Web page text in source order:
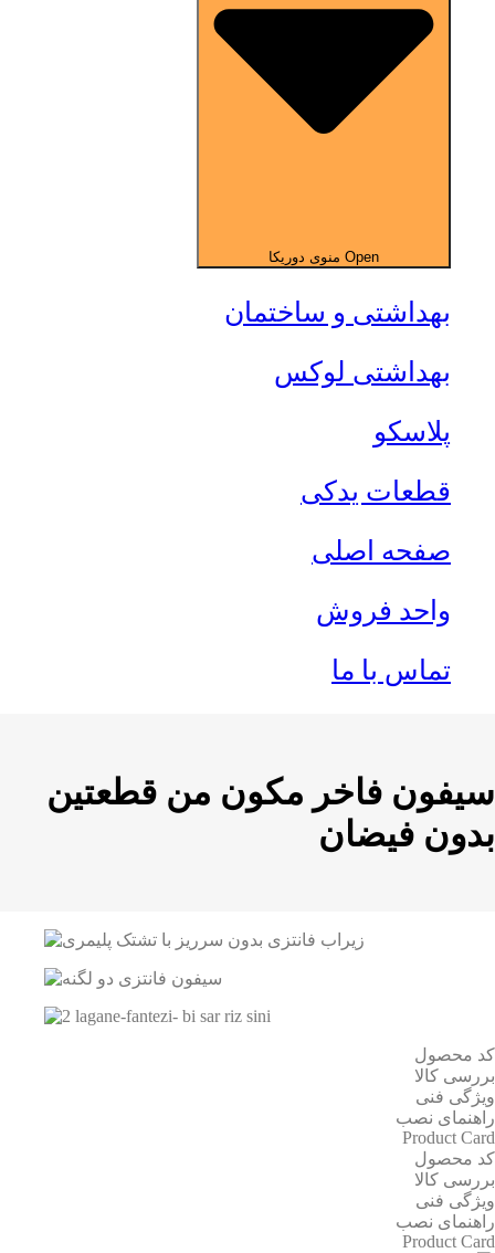
Open منوی دوریکا
بهداشتی و ساختمان
بهداشتی لوکس
پلاسکو
قطعات یدکی
صفحه اصلی
واحد فروش
تماس با ما
سيفون فاخر مكون من قطعتين
بدون فيضان
کد محصول
بررسی کالا
ویژگی فنی
راهنمای نصب
Product Card
کد محصول
بررسی کالا
ویژگی فنی
راهنمای نصب
Product Card